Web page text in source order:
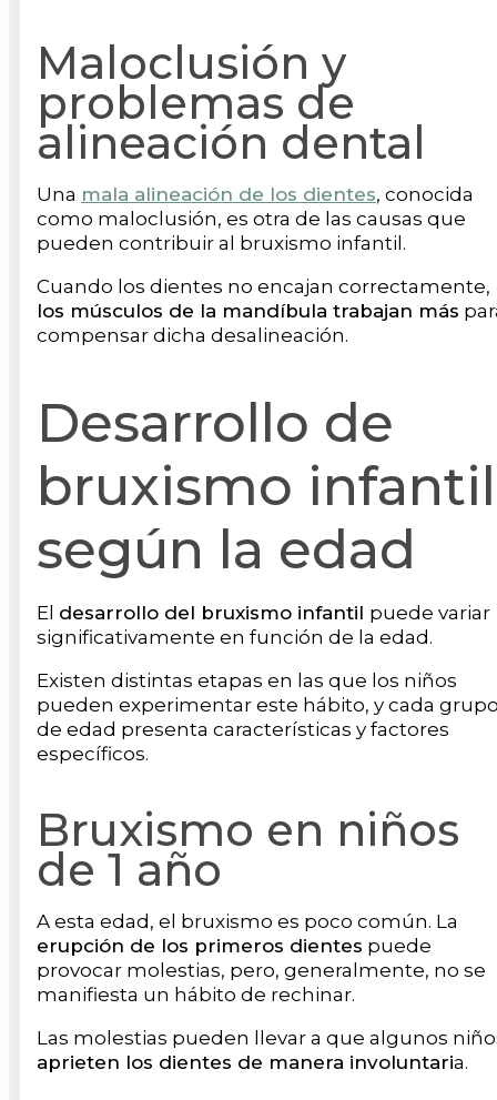
Maloclusión y
problemas de
alineación dental
Una mala alineación de los dientes, conocida
como maloclusión, es otra de las causas que
pueden contribuir al bruxismo infantil.
Cuando los dientes no encajan correctamente,
los músculos de la mandíbula trabajan más
compensar dicha desalineación.
Desarrollo de
bruxismo infantil
según la edad
El desarrollo del bruxismo infantil puede variar
significativamente en función de la edad.
Existen distintas etapas en las que los niños
pueden experimentar este hábito, y cada
de edad presenta características y factores
específicos.
Bruxismo en niños
de 1 año
A esta edad, el bruxismo es poco común. La
erupción de los primeros dientes puede
provocar molestias, pero, generalmente, no se
manifiesta un hábito de rechinar.
Las molestias pueden llevar a que algunos
aprieten los dientes de manera involuntaria.